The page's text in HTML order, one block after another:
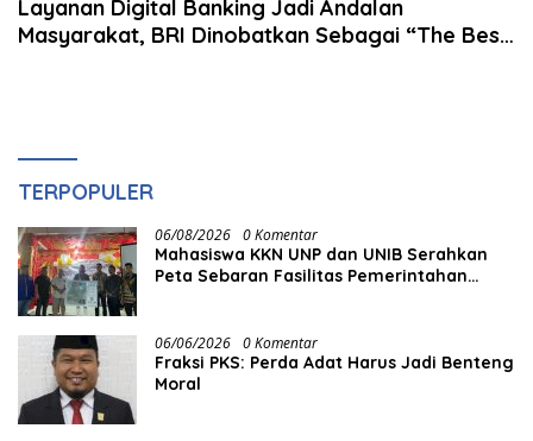
Layanan Digital Banking Jadi Andalan
Masyarakat, BRI Dinobatkan Sebagai “The Best
TERPOPULER
06/08/2026 0 Komentar
Mahasiswa KKN UNP dan UNIB Serahkan
Peta Sebaran Fasilitas Pemerintahan
06/06/2026 0 Komentar
Fraksi PKS: Perda Adat Harus Jadi Benteng
Moral